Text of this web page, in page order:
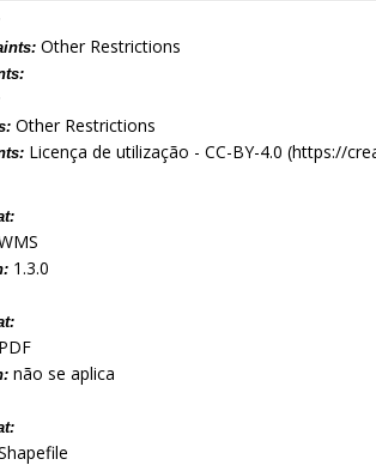
Other Restrictions
Other Restrictions
Licença de utilização - CC-BY-4.0 (https://
1.3.0
PDF
não se aplica